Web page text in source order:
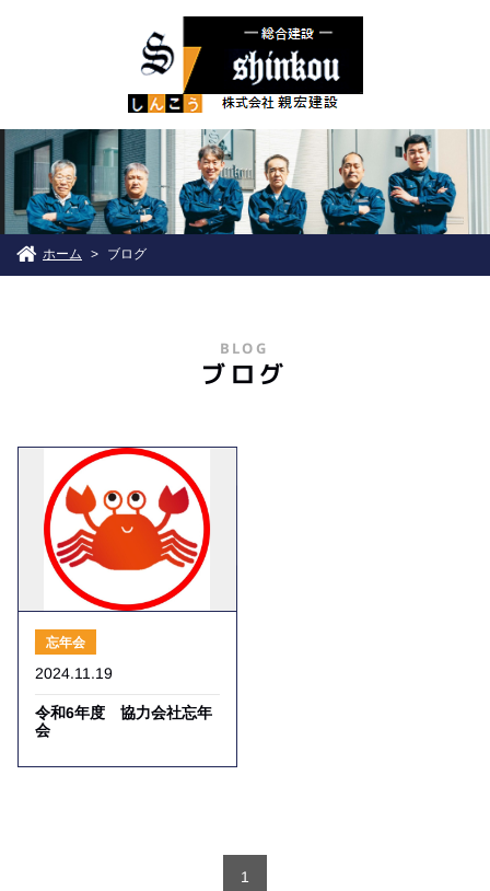
ホーム > ブログ
BLOG
ブログ
忘年会
2024.11.19
令和6年度 協力会社忘年
会
1